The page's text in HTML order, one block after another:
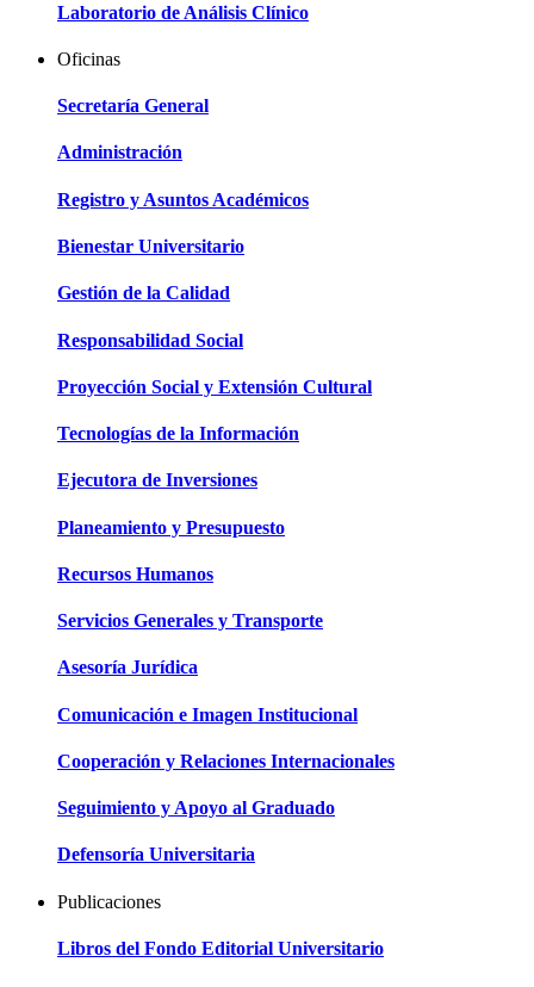
Laboratorio de Análisis Clínico
Oficinas
Secretaría General
Administración
Registro y Asuntos Académicos
Bienestar Universitario
Gestión de la Calidad
Responsabilidad Social
Proyección Social y Extensión Cultural
Tecnologías de la Información
Ejecutora de Inversiones
Planeamiento y Presupuesto
Recursos Humanos
Servicios Generales y Transporte
Asesoría Jurídica
Comunicación e Imagen Institucional
Cooperación y Relaciones Internacionales
Seguimiento y Apoyo al Graduado
Defensoría Universitaria
Publicaciones
Libros del Fondo Editorial Universitario